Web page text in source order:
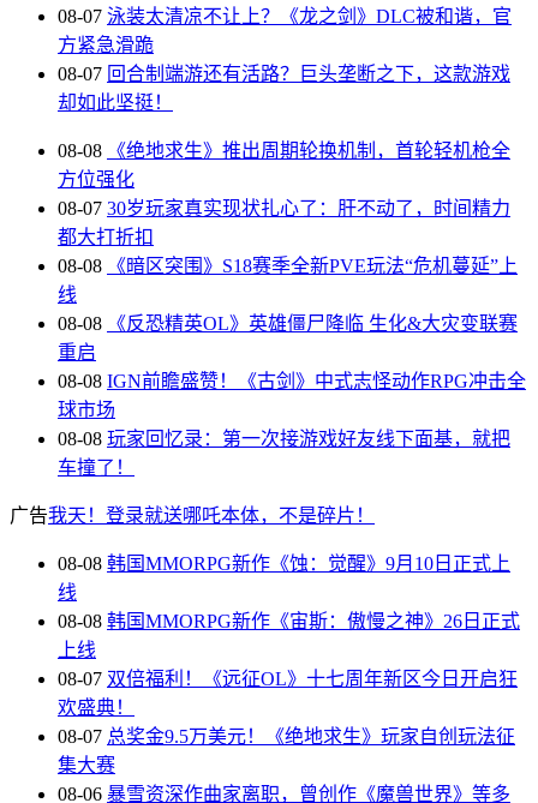
08-07 泳装太清凉不让上？《龙之剑》DLC被和谐，官
方紧急滑跪
08-07 回合制端游还有活路？巨头垄断之下，这款游戏
却如此坚挺！
08-08
《绝地求生》推出周期轮换机制，首轮轻机枪全
方位强化
08-07 30岁玩家真实现状扎心了：肝不动了，时间精力
都大打折扣
08-08
《暗区突围》S18赛季全新PVE玩法“危机蔓延”上
线
08-08
《反恐精英OL》英雄僵尸降临 生化&大灾变联赛
重启
08-08 IGN前瞻盛赞！《古剑》中式志怪动作RPG冲击全
球市场
08-08 玩家回忆录：第一次接游戏好友线下面基，就把
车撞了！
广告我天！登录就送哪吒本体，不是碎片！
08-08 韩国MMORPG新作《蚀：觉醒》9月10日正式上
线
08-08 韩国MMORPG新作《宙斯：傲慢之神》26日正式
上线
08-07 双倍福利！《远征OL》十七周年新区今日开启狂
欢盛典！
08-07 总奖金9.5万美元！《绝地求生》玩家自创玩法征
集大赛
08-06 暴雪资深作曲家离职，曾创作《魔兽世界》等多